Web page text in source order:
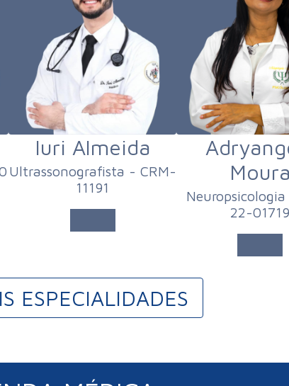
Iuri Almeida
Ultrassonografista - CRM-
11191
Moura
22-01719
ESPECIALIDADES